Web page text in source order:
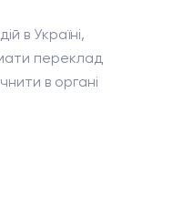
в Україні,
переклад
в органі